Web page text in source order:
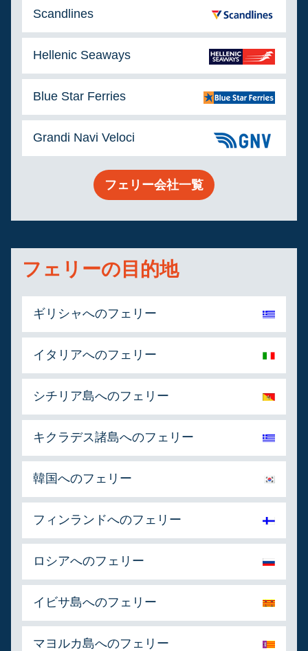
Scandlines
Hellenic Seaways
Blue Star Ferries
Grandi Navi Veloci
フェリー会社一覧
フェリーの目的地
ギリシャへのフェリー
イタリアへのフェリー
シチリア島へのフェリー
キクラデス諸島へのフェリー
韓国へのフェリー
フィンランドへのフェリー
ロシアへのフェリー
イビサ島へのフェリー
マヨルカ島へのフェリー